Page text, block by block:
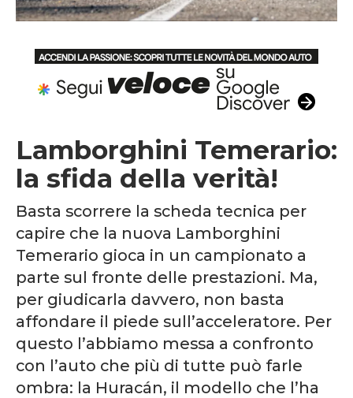
Lamborghini Temerario:
la sfida della verità!
Basta scorrere la scheda tecnica per
capire che la nuova Lamborghini
Temerario gioca in un campionato a
parte sul fronte delle prestazioni. Ma,
per giudicarla davvero, non basta
affondare il piede sull’acceleratore. Per
questo l’abbiamo messa a confronto
con l’auto che più di tutte può farle
ombra: la Huracán, il modello che l’ha